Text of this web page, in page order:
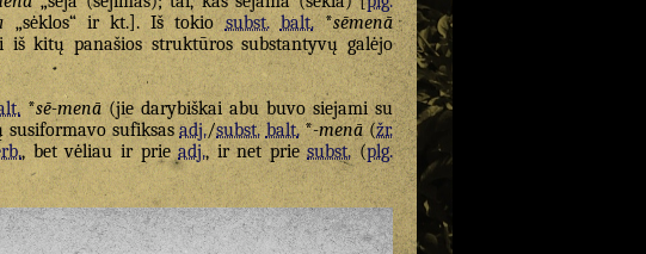
„sėklos“ ir kt.]. Iš tokiosubst. balt.*sēmenā
iš kitų panašios struktūros substantyvų galėjo
*sē-menā(jie darybiškai abu buvo siejami su
susiformavo sufiksasadj./subst. balt.*-menā(žr.
, bet vėliau ir prieadj., ir net priesubst.(plg.